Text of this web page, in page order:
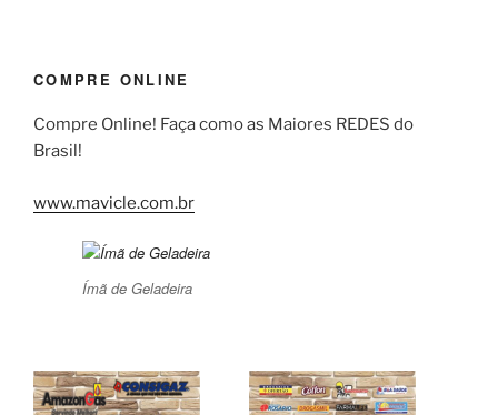
COMPRE ONLINE
Compre Online! Faça como as Maiores REDES do
Brasil!
www.mavicle.com.br
Ímã de Geladeira